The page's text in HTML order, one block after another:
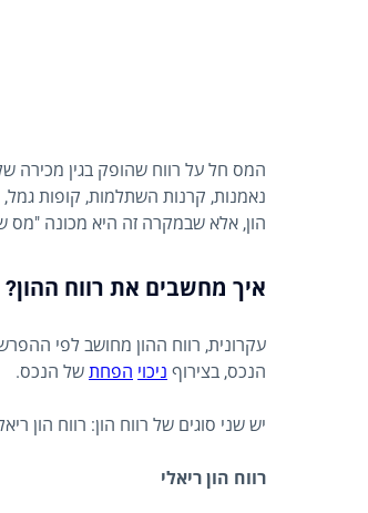
המס חל על רווח שהופק בגין מכירה
נאמנות, קרנות השתלמות, קופות גמל,
הון, אלא שבמקרה זה היא מכונה "מס
איך מחשבים את רווח ההון?
עקרונית, רווח ההון מחושב לפי
הנכס, בצירוף ניכוי הפחת של הנכס.
יש שני סוגים של רווח הון: רווח הון
רווח הון ריאלי